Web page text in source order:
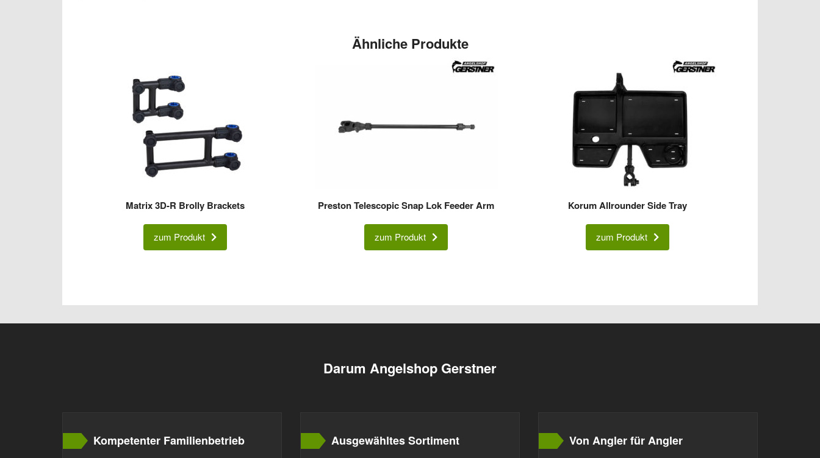
Ähnliche Produkte
Matrix 3D-R Brolly Brackets
zum Produkt
Preston Telescopic Snap Lok Feeder Arm
zum Produkt
Korum Allrounder Side Tray
zum Produkt
Darum Angelshop Gerstner
Kompetenter Familienbetrieb Ausgewähltes Sortiment Von Angler für Angler